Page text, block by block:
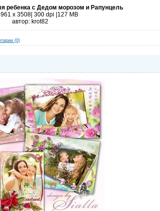
ребенка с Дедом морозом и Рапунцель
x 3508| 300 dpi |127 MB
автор: krot82
(0)